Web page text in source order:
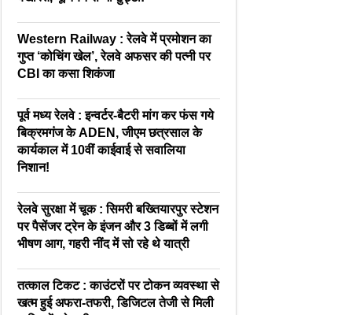
Western Railway : रेलवे में प्रमोशन का
गुप्त ‘कोचिंग खेल’, रेलवे अफसर की पत्नी पर
CBI का कसा शिकंजा
पूर्व मध्य रेलवे : इन्वर्टर-बैटरी मांग कर फंस गये
बिक्रमगंज के ADEN, जीएम छत्रसाल के
कार्यकाल में 10वीं काईवाई से सवालिया
निशान!
रेलवे सुरक्षा में चूक : सिमरी बख्तियारपुर स्टेशन
पर पैसेंजर ट्रेन के इंजन और 3 डिब्बों में लगी
भीषण आग, गहरी नींद में सो रहे थे यात्री
तत्काल टिकट : काउंटरों पर टोकन व्यवस्था से
खत्म हुई अफरा-तफरी, डिजिटल तेजी से मिली